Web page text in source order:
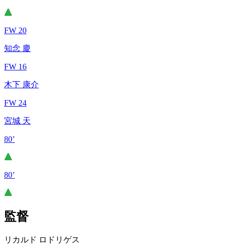
FW 20
知念 慶
FW 16
木下 康介
FW 24
宮城 天
80’
80’
監督
リカルド ロドリゲス